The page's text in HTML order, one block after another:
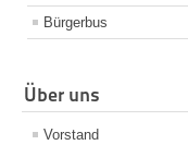
Bürgerbus
Über uns
Vorstand